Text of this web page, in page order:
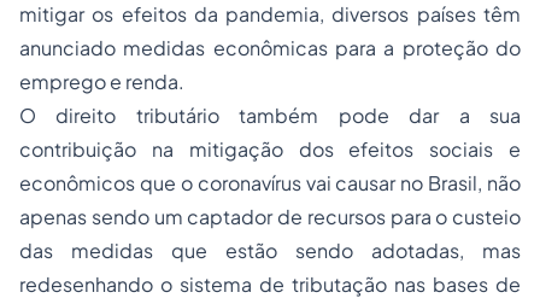
mitigar os efeitos da pandemia, diversos países têm
anunciado medidas econômicas para a proteção do
emprego e renda.
O direito tributário também pode dar a sua
contribuição na mitigação dos efeitos sociais e
econômicos que o coronavírus vai causar no Brasil, não
apenas sendo um captador de recursos para o custeio
das medidas que estão sendo adotadas, mas
redesenhando o sistema de tributação nas bases de